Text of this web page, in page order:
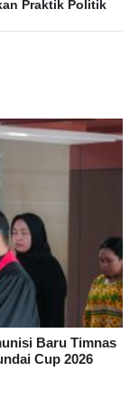
Praktik Politik
Baru Timnas
Cup 2026